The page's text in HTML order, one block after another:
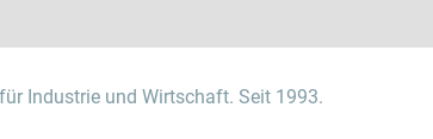
Industrie und Wirtschaft. Seit 1993.